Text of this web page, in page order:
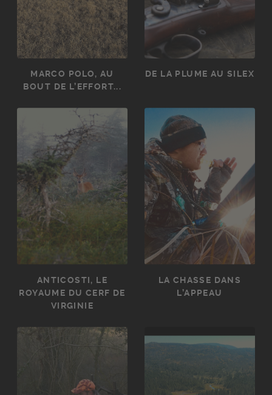
MARCO POLO, AU
BOUT DE L’EFFORT...
DE LA PLUME AU SILEX
ANTICOSTI, LE
ROYAUME DU CERF DE
VIRGINIE
LA CHASSE DANS
L’APPEAU